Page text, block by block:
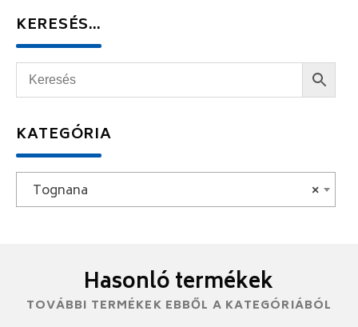
KERESÉS…
KATEGÓRIA
×
Tognana
Hasonló termékek
TOVÁBBI TERMÉKEK EBBŐL A KATEGÓRIÁBÓL